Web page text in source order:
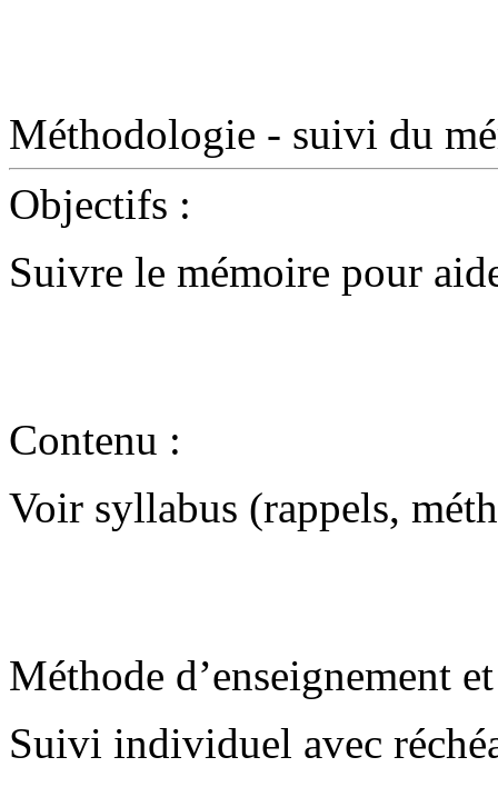
Méthodologie - suivi du
Objectifs :
Suivre le mémoire pour
Contenu :
Voir syllabus (rappels,
Méthode d’enseignement
Suivi individuel avec